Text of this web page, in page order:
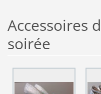
Accessoires
soirée